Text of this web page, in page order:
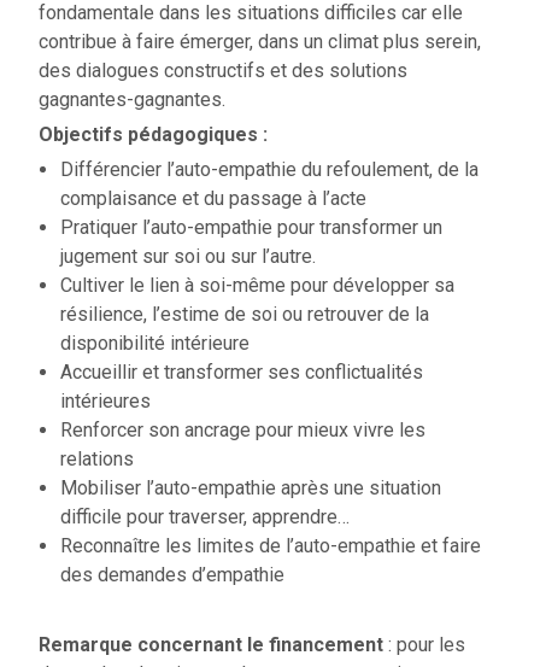
fondamentale dans les situations difficiles car elle
contribue à faire émerger, dans un climat plus serein,
des dialogues constructifs et des solutions
gagnantes-gagnantes.
Objectifs pédagogiques :
Différencier l’auto-empathie du refoulement, de la
complaisance et du passage à l’acte
Pratiquer l’auto-empathie pour transformer un
jugement sur soi ou sur l’autre.
Cultiver le lien à soi-même pour développer sa
résilience, l’estime de soi ou retrouver de la
disponibilité intérieure
Accueillir et transformer ses conflictualités
intérieures
Renforcer son ancrage pour mieux vivre les
relations
Mobiliser l’auto-empathie après une situation
difficile pour traverser, apprendre…
Reconnaître les limites de l’auto-empathie et faire
des demandes d’empathie
Remarque concernant le financement : pour les